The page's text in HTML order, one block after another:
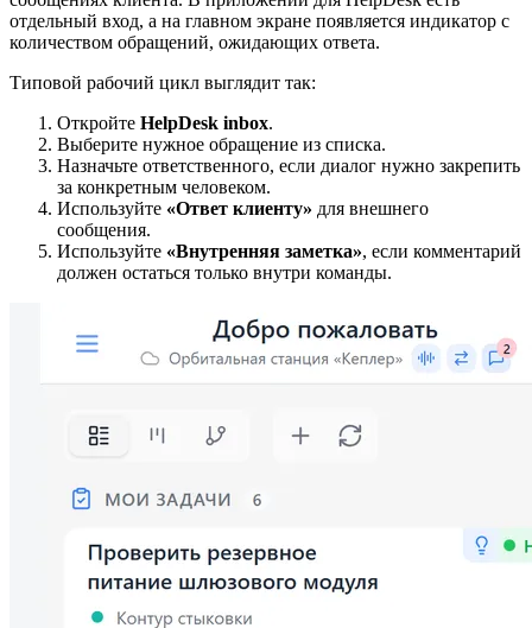
отдельный вход, а на главном экране появляется индикатор с
количеством обращений, ожидающих ответа.
Типовой рабочий цикл выглядит так:
Откройте HelpDesk inbox.
Выберите нужное обращение из списка.
Назначьте ответственного, если диалог нужно закрепить
за конкретным человеком.
Используйте «Ответ клиенту» для внешнего
сообщения.
Используйте «Внутренняя заметка», если комментарий
должен остаться только внутри команды.